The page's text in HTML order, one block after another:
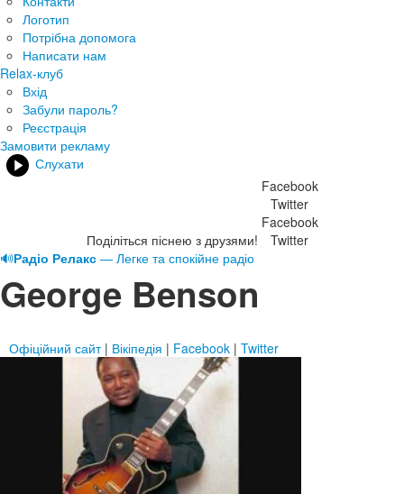
Логотип
Потрібна допомога
Написати нам
Relax-клуб
Вхід
Забули пароль?
Реєстрація
Замовити рекламу
Слухати
Поділіться піснею з друзями!
Facebook
Twitter
Facebook
Twitter
🔊Радіо Релакс — Легке та спокійне радіо
George Benson
Офіційний сайт| Вікіпедія | Facebook | Twitter